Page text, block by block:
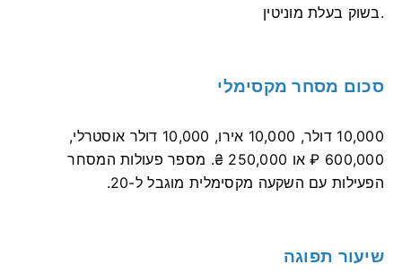
בשוק בעלת מוניטין.
סכום מסחר מקסימלי
10,000 דולר, 10,000 אירו, 10,000 דולר אוסטרלי,
600,000 ₽ או 250,000 ₴. מספר פעולות המסחר
הפעילות עם השקעה מקסימלית מוגבל ל-20.
שיעור תפוגה